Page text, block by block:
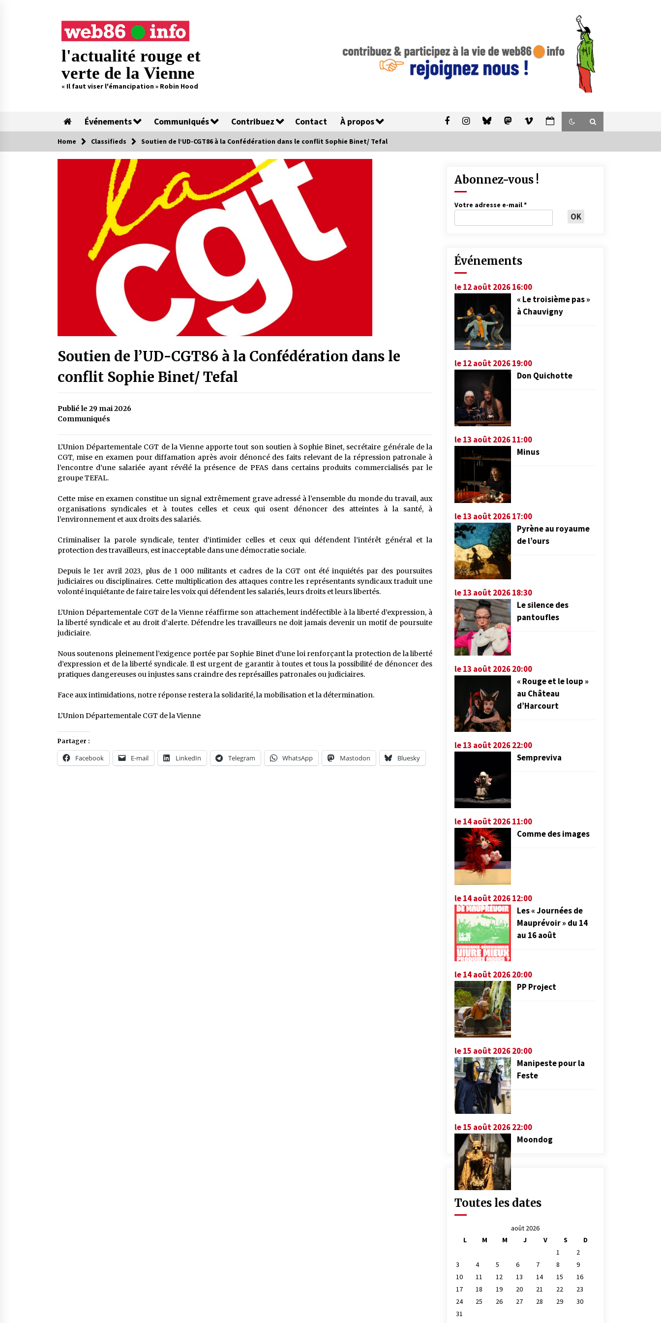
l'actualité rouge et
verte de la Vienne
« Il faut viser l'émancipation » Robin Hood
Événements Communiqués Contribuez Contact À propos
Home Classifieds Soutien de l’UD-CGT86 à la Confédération dans le conflit Sophie Binet/ Tefal
Soutien de l’UD-CGT86 à la Confédération dans le
conflit Sophie Binet/ Tefal
Publié le 29 mai 2026
Communiqués
L’Union Départementale CGT de la Vienne apporte tout son soutien à Sophie Binet, secrétaire générale de la
CGT, mise en examen pour diffamation après avoir dénoncé des faits relevant de la répression patronale à
l’encontre d’une salariée ayant révélé la présence de PFAS dans certains produits commercialisés par le
groupe TEFAL.
Cette mise en examen constitue un signal extrêmement grave adressé à l’ensemble du monde du travail, aux
organisations syndicales et à toutes celles et ceux qui osent dénoncer des atteintes à la santé, à
l’environnement et aux droits des salariés.
Criminaliser la parole syndicale, tenter d’intimider celles et ceux qui défendent l’intérêt général et la
protection des travailleurs, est inacceptable dans une démocratie sociale.
Depuis le 1er avril 2023, plus de 1 000 militants et cadres de la CGT ont été inquiétés par des poursuites
judiciaires ou disciplinaires. Cette multiplication des attaques contre les représentants syndicaux traduit une
volonté inquiétante de faire taire les voix qui défendent les salariés, leurs droits et leurs libertés.
L’Union Départementale CGT de la Vienne réaffirme son attachement indéfectible à la liberté d’expression, à
la liberté syndicale et au droit d’alerte. Défendre les travailleurs ne doit jamais devenir un motif de poursuite
judiciaire.
Nous soutenons pleinement l’exigence portée par Sophie Binet d’une loi renforçant la protection de la liberté
d’expression et de la liberté syndicale. Il est urgent de garantir à toutes et tous la possibilité de dénoncer des
pratiques dangereuses ou injustes sans craindre des représailles patronales ou judiciaires.
Face aux intimidations, notre réponse restera la solidarité, la mobilisation et la détermination.
L’Union Départementale CGT de la Vienne
Partager :
Facebook E-mail LinkedIn Telegram WhatsApp Mastodon Bluesky
Abonnez-vous !
Votre adresse e-mail*
Événements
le 12 août 2026 16:00
« Le troisième pas »
à Chauvigny
le 12 août 2026 19:00
Don Quichotte
le 13 août 2026 11:00
Minus
le 13 août 2026 17:00
Pyrène au royaume
de l’ours
le 13 août 2026 18:30
Le silence des
pantoufles
le 13 août 2026 20:00
« Rouge et le loup »
au Château
d’Harcourt
le 13 août 2026 22:00
Sempreviva
le 14 août 2026 11:00
Comme des images
le 14 août 2026 12:00
Les « Journées de
Mauprévoir » du 14
au 16 août
le 14 août 2026 20:00
PP Project
le 15 août 2026 20:00
Manipeste pour la
Feste
le 15 août 2026 22:00
Moondog
Toutes les dates
août 2026
L
M M J V S
D
1
2
3
4 5 6 7 8
9
10
11 12 13 14 15
16
17
18 19 20 21 22
23
24
25 26 27 28 29
30
31